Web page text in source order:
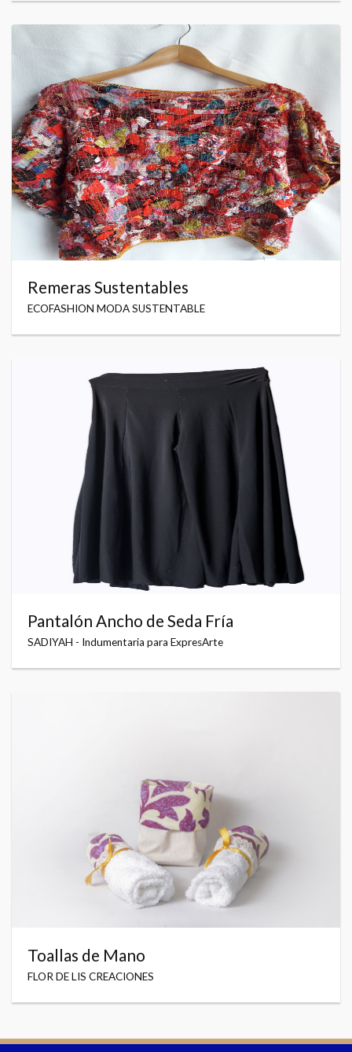
Remeras Sustentables
ECOFASHION MODA SUSTENTABLE
Pantalón Ancho de Seda Fría
SADIYAH - Indumentaria para ExpresArte
Toallas de Mano
FLOR DE LIS CREACIONES